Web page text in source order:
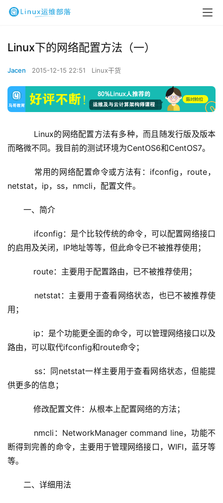
Linux下的网络配置方法（一）
Jacen 2015-12-15 22:51 Linux干货
Linux的网络配置方法有多种，而且随发行版及版本
而略微不同。我目前的测试环境为CentOS6和CentOS7。
常用的网络配置命令或方法有：ifconfig，route，
netstat，ip，ss，nmcli，配置文件。
一、简介
ifconfig：是个比较传统的命令，可以配置网络接口
的启用及关闭，IP地址等等，但此命令已不被推荐使用；
route：主要用于配置路由，已不被推荐使用；
netstat：主要用于查看网络状态，也已不被推荐使
用；
ip：是个功能更全面的命令，可以管理网络接口以及
路由，可以取代ifconfig和route命令；
ss：同netstat一样主要用于查看网络状态，但能提
供更多的信息；
修改配置文件：从根本上配置网络的方法；
nmcli：NetworkManager command line，功能不
断得到完善的命令，主要用于管理网络接口，WIFI，蓝牙等
等。
二、详细用法